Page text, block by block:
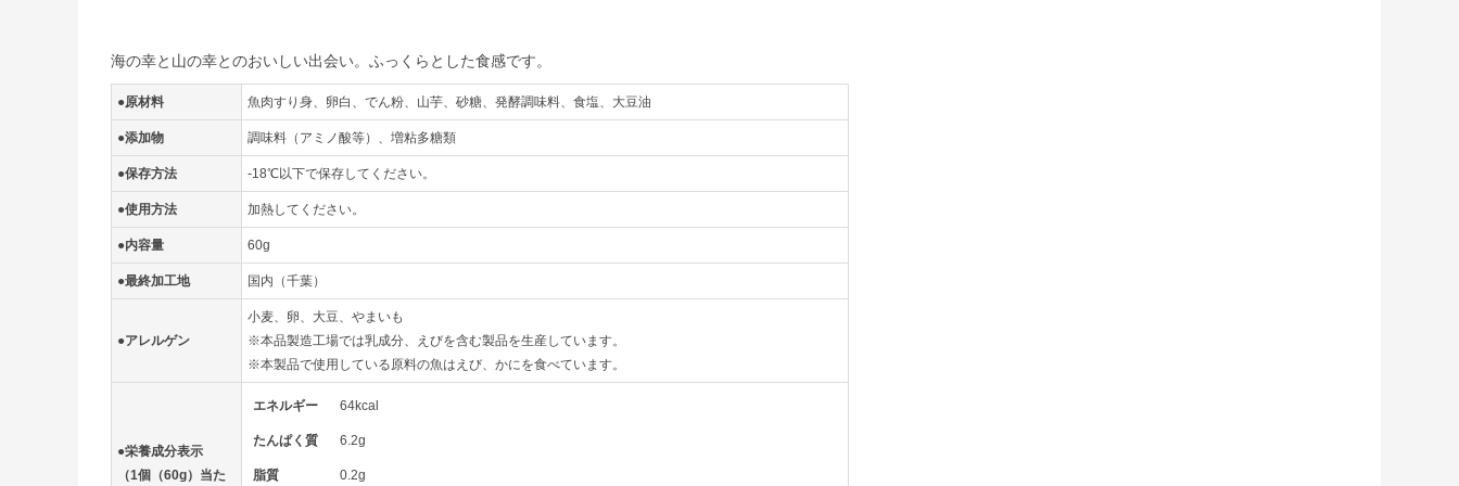
海の幸と山の幸とのおいしい出会い。ふっくらとした食感です。
●原材料 魚肉すり身、卵白、でん粉、山芋、砂糖、発酵調味料、食塩、大豆油
●添加物 調味料（アミノ酸等）、増粘多糖類
●保存方法 -18℃以下で保存してください。
●使用方法 加熱してください。
●内容量 60g
●最終加工地 国内（千葉）
●アレルゲン
小麦、卵、大豆、やまいも
※本品製造工場では乳成分、えびを含む製品を生産しています。
※本製品で使用している原料の魚はえび、かにを食べています。
●栄養成分表示
（1個（60g）当た
エネルギー 64kcal
たんぱく質 6.2g
脂質 0.2g